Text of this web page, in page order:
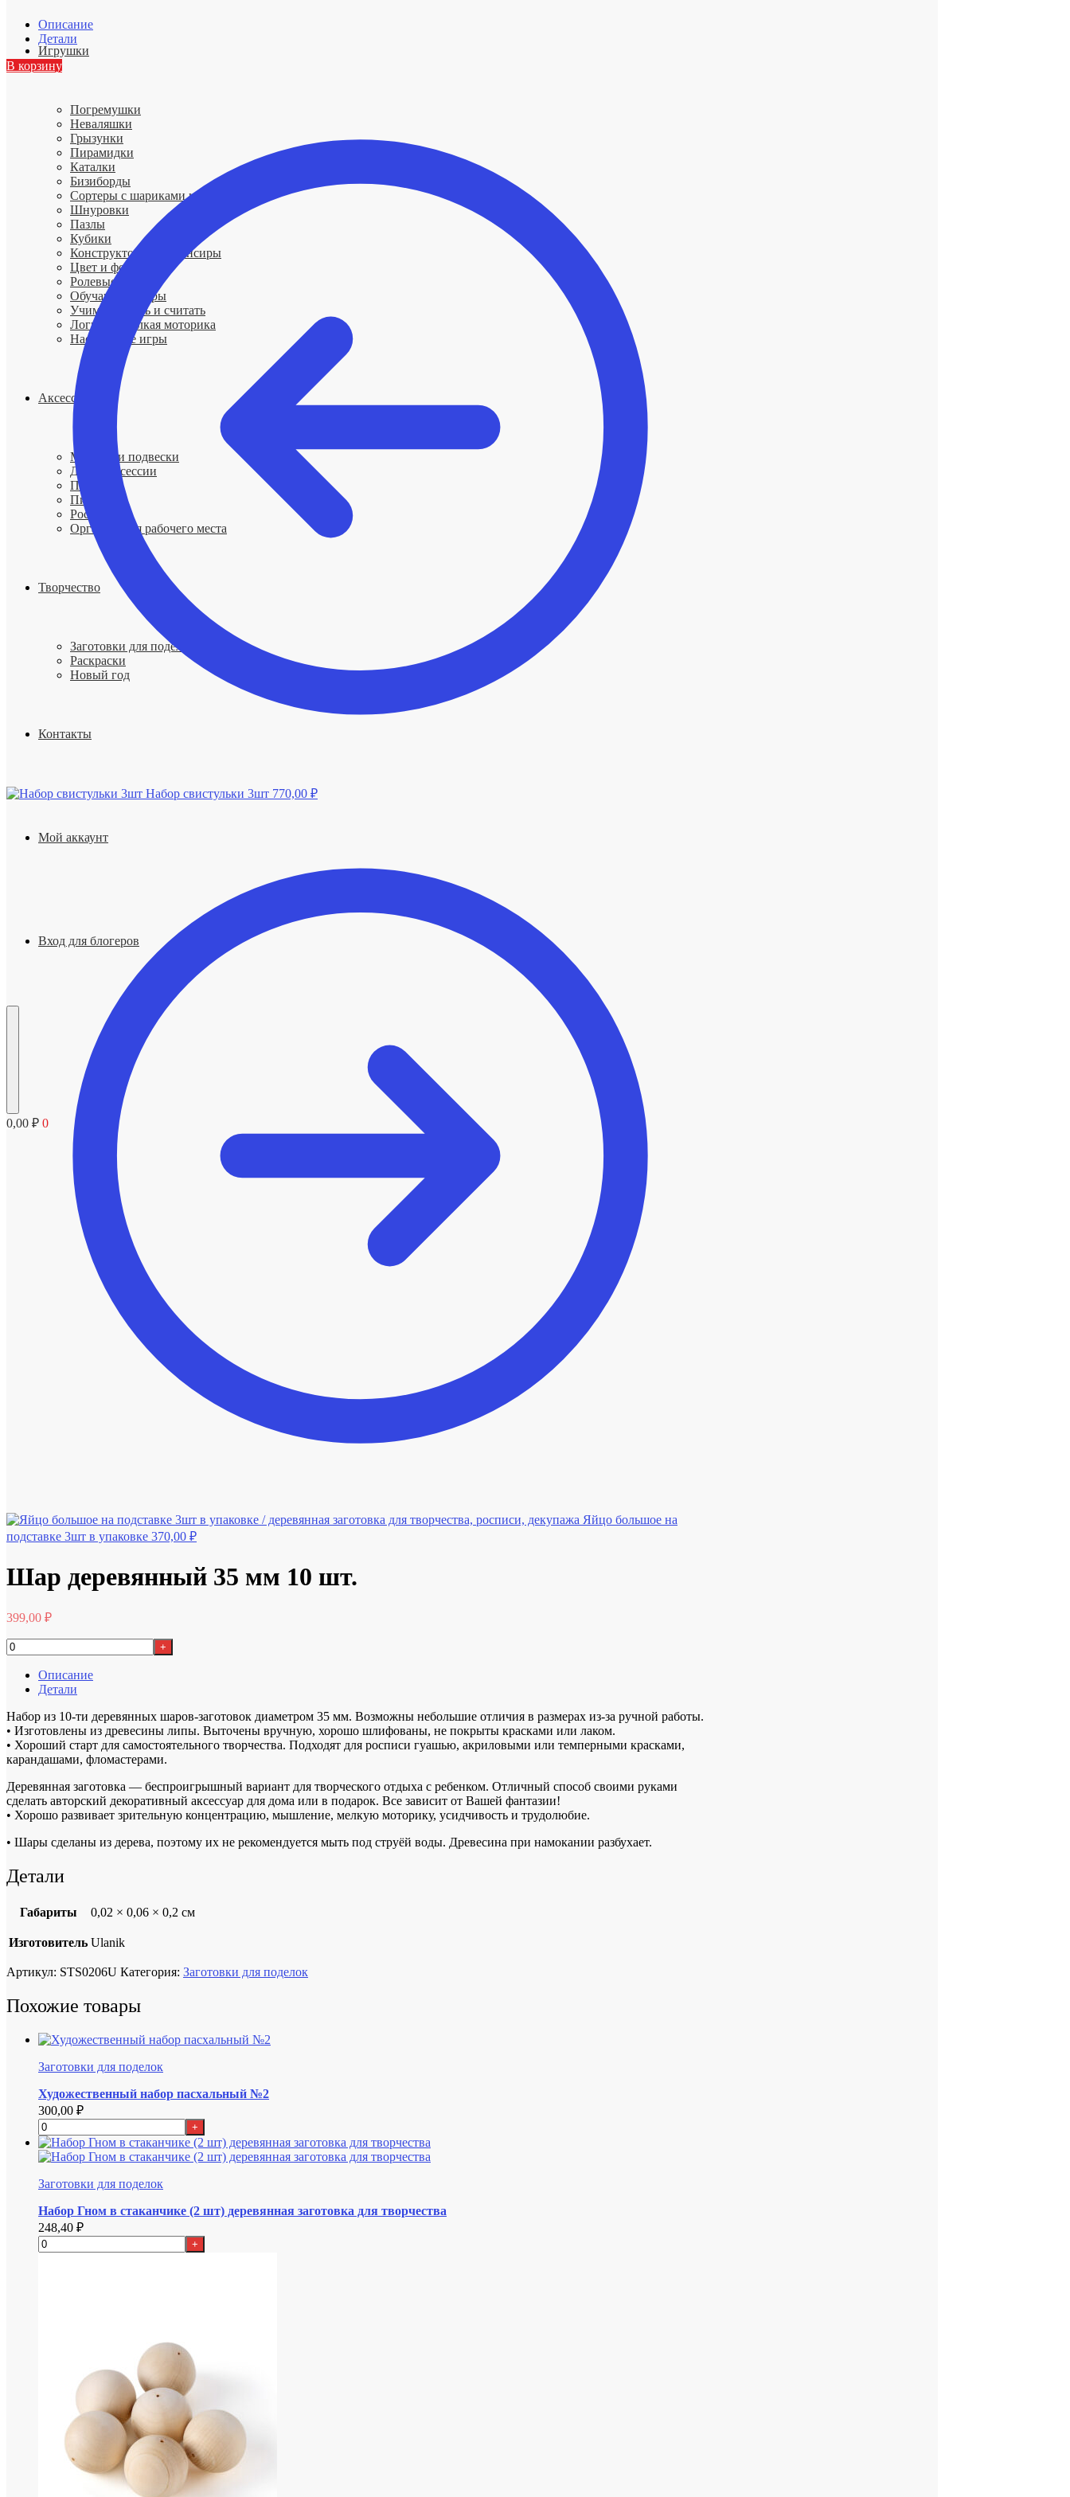
Игрушки
Погремушки
Неваляшки
Грызунки
Пирамидки
Каталки
Бизиборды
Сортеры с шариками и гномиками
Шнуровки
Пазлы
Кубики
Конструкторы и балансиры
Цвет и форма
Ролевые игры
Обучающие игры
Учимся читать и считать
Логика и мелкая моторика
Настольные игры
Аксессуары
Мобили и подвески
Для фотосессии
Подносы
Пинцеты
Ростомеры
Организация рабочего места
Творчество
Заготовки для поделок
Раскраски
Новый год
Контакты
Мой аккаунт
Вход для блогеров
0,00 ₽ 0
Описание
Детали
В корзину
Набор свистульки 3шт 770,00 ₽
Яйцо большое на
подставке 3шт в упаковке 370,00 ₽
Шар деревянный 35 мм 10 шт.
399,00 ₽
+
Описание
Детали
Набор из 10-ти деревянных шаров-заготовок диаметром 35 мм. Возможны небольшие отличия в размерах из-за ручной работы.
• Изготовлены из древесины липы. Выточены вручную, хорошо шлифованы, не покрыты красками или лаком.
• Хороший старт для самостоятельного творчества. Подходят для росписи гуашью, акриловыми или темперными красками,
карандашами, фломастерами.
Деревянная заготовка — беспроигрышный вариант для творческого отдыха с ребенком. Отличный способ своими руками
сделать авторский декоративный аксессуар для дома или в подарок. Все зависит от Вашей фантазии!
• Хорошо развивает зрительную концентрацию, мышление, мелкую моторику, усидчивость и трудолюбие.
• Шары сделаны из дерева, поэтому их не рекомендуется мыть под струёй воды. Древесина при намокании разбухает.
Детали
Габариты 0,02 × 0,06 × 0,2 см
Изготовитель Ulanik
Артикул: STS0206U Категория: Заготовки для поделок
Похожие товары
Заготовки для поделок
Художественный набор пасхальный №2
300,00 ₽
+
Заготовки для поделок
Набор Гном в стаканчике (2 шт) деревянная заготовка для творчества
248,40 ₽
+